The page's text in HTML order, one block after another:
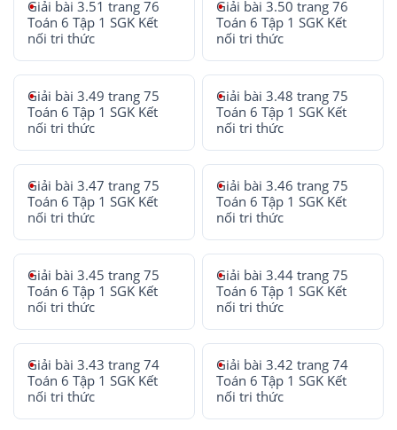
Giải bài 3.51 trang 76
Toán 6 Tập 1 SGK Kết
nối tri thức
Giải bài 3.50 trang 76
Toán 6 Tập 1 SGK Kết
nối tri thức
Giải bài 3.49 trang 75
Toán 6 Tập 1 SGK Kết
nối tri thức
Giải bài 3.48 trang 75
Toán 6 Tập 1 SGK Kết
nối tri thức
Giải bài 3.47 trang 75
Toán 6 Tập 1 SGK Kết
nối tri thức
Giải bài 3.46 trang 75
Toán 6 Tập 1 SGK Kết
nối tri thức
Giải bài 3.45 trang 75
Toán 6 Tập 1 SGK Kết
nối tri thức
Giải bài 3.44 trang 75
Toán 6 Tập 1 SGK Kết
nối tri thức
Giải bài 3.43 trang 74
Toán 6 Tập 1 SGK Kết
nối tri thức
Giải bài 3.42 trang 74
Toán 6 Tập 1 SGK Kết
nối tri thức